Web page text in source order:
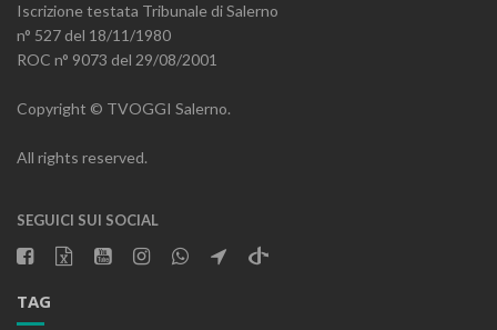
Iscrizione testata Tribunale di Salerno
n° 527 del 18/11/1980
ROC n° 9073 del 29/08/2001
Copyright © TVOGGI Salerno.
All rights reserved.
SEGUICI SUI SOCIAL
TAG